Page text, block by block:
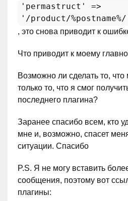
'permastruct' =>
'/product/
, это снова приводит к
Что приводит к моему
Возможно ли сделать то,
только то, что я смог
последнего плагина?
Заранее спасибо всем, кто
мне и, возможно, спасет
ситуации. Спасибо
P.S. Я не могу вставить
сообщения, поэтому вот
плагины: